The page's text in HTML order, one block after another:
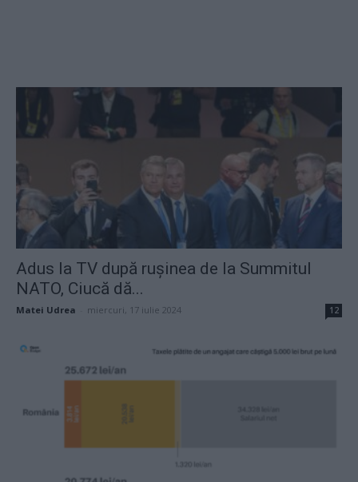
Adus la TV după rușinea de la Summitul
NATO, Ciucă dă...
Matei Udrea miercuri, 17 iulie 2024 12